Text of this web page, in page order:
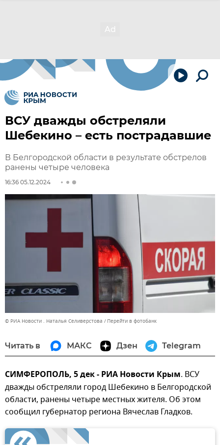
ВСУ дважды обстреляли
Шебекино – есть пострадавшие
В Белгородской области в результате обстрелов
ранены четыре человека
16:36 05.12.2024
© РИА Новости . Наталья Селиверстова Перейти в фотобанк
Читать в МАКС Дзен Telegram
СИМФЕРОПОЛЬ, 5 дек - РИА Новости Крым. ВСУ
дважды обстреляли город Шебекино в Белгородской
области, ранены четыре местных жителя. Об этом
сообщил губернатор региона Вячеслав Гладков.